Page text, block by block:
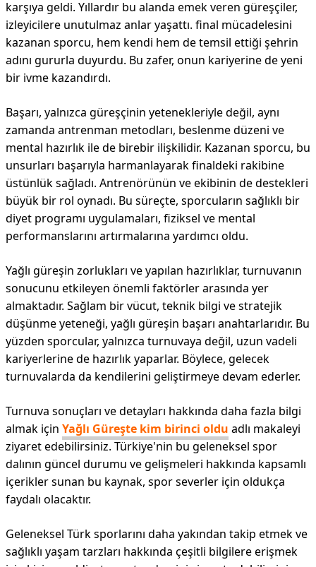
karşıya geldi. Yıllardır bu alanda emek veren güreşçiler,
izleyicilere unutulmaz anlar yaşattı. final mücadelesini
kazanan sporcu, hem kendi hem de temsil ettiği şehrin
adını gururla duyurdu. Bu zafer, onun kariyerine de yeni
bir ivme kazandırdı.
Başarı, yalnızca güreşçinin yetenekleriyle değil, aynı
zamanda antrenman metodları, beslenme düzeni ve
mental hazırlık ile de birebir ilişkilidir. Kazanan sporcu, bu
unsurları başarıyla harmanlayarak finaldeki rakibine
üstünlük sağladı. Antrenörünün ve ekibinin de destekleri
büyük bir rol oynadı. Bu süreçte, sporcuların sağlıklı bir
diyet programı uygulamaları, fiziksel ve mental
performanslarını artırmalarına yardımcı oldu.
Yağlı güreşin zorlukları ve yapılan hazırlıklar, turnuvanın
sonucunu etkileyen önemli faktörler arasında yer
almaktadır. Sağlam bir vücut, teknik bilgi ve stratejik
düşünme yeteneği, yağlı güreşin başarı anahtarlarıdır. Bu
yüzden sporcular, yalnızca turnuvaya değil, uzun vadeli
kariyerlerine de hazırlık yaparlar. Böylece, gelecek
turnuvalarda da kendilerini geliştirmeye devam ederler.
Turnuva sonuçları ve detayları hakkında daha fazla bilgi
almak için Yağlı Güreşte kim birinci oldu adlı makaleyi
ziyaret edebilirsiniz. Türkiye'nin bu geleneksel spor
dalının güncel durumu ve gelişmeleri hakkında kapsamlı
içerikler sunan bu kaynak, spor severler için oldukça
faydalı olacaktır.
Geleneksel Türk sporlarını daha yakından takip etmek ve
sağlıklı yaşam tarzları hakkında çeşitli bilgilere erişmek